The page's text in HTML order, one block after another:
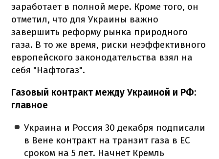
заработает в полной мере. Кроме того, он
отметил, что для Украины важно
завершить реформу рынка природного
газа. В то же время, риски неэффективного
европейского законодательства взял на
себя "Нафтогаз".
Газовый контракт между Украиной и РФ:
главное
Украина и Россия 30 декабря подписали
в Вене контракт на транзит газа в ЕС
сроком на 5 лет. Начнет Кремль